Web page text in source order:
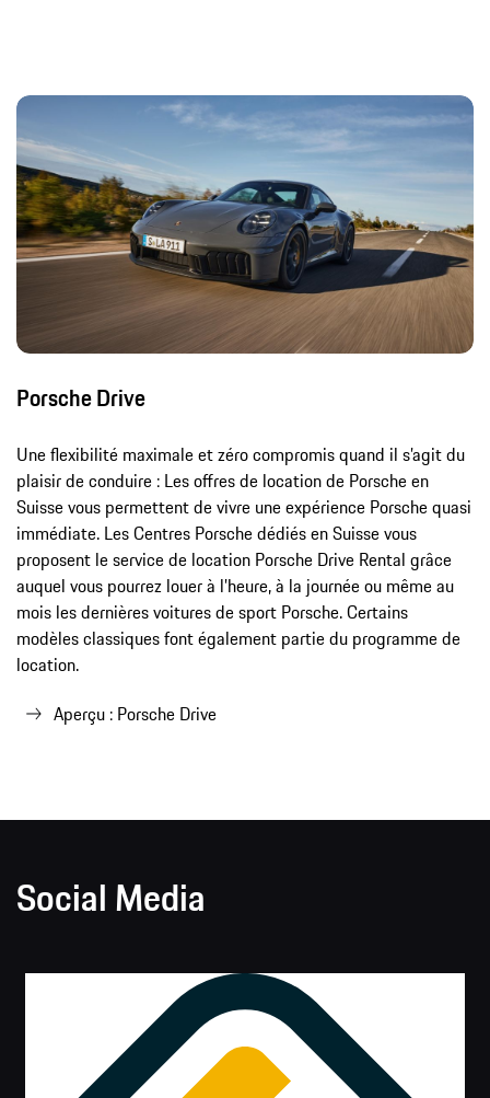
Porsche Drive
Une flexibilité maximale et zéro compromis quand il s’agit du
plaisir de conduire : Les offres de location de Porsche en
Suisse vous permettent de vivre une expérience Porsche quasi
immédiate. Les Centres Porsche dédiés en Suisse vous
proposent le service de location Porsche Drive Rental grâce
auquel vous pourrez louer à l’heure, à la journée ou même au
mois les dernières voitures de sport Porsche. Certains
modèles classiques font également partie du programme de
location.
Aperçu : Porsche Drive
Social Media